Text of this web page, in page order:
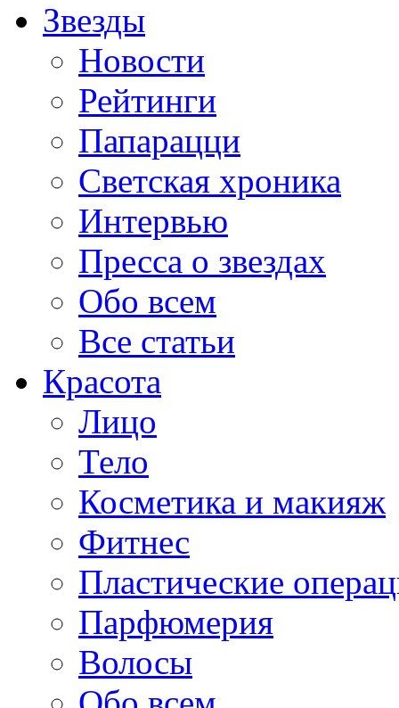
Звезды
Новости
Рейтинги
Папарацци
Светская хроника
Интервью
Пресса о звездах
Обо всем
Все статьи
Красота
Лицо
Тело
Косметика и макияж
Фитнес
Пластические
Парфюмерия
Волосы